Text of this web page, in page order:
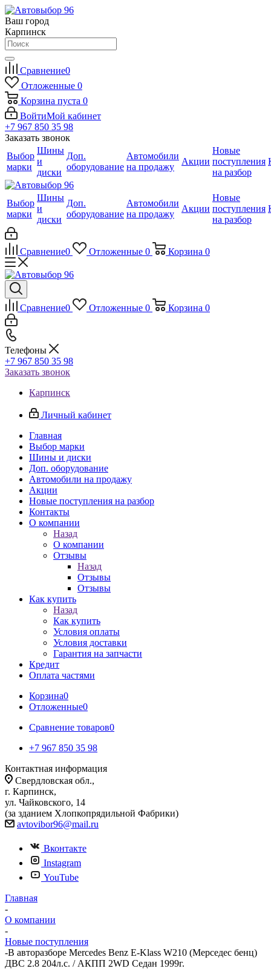
Ваш город
Карпинск
Сравнение0
Отложенные 0
Корзина пуста 0
ВойтиМой кабинет
+7 967 850 35 98
Заказать звонок
Выбор
марки
Шины
и
диски
Доп.
оборудование
Автомобили
на продажу
Акции
Новые
поступления
на разбор
Выбор
марки
Шины
и
диски
Доп.
оборудование
Автомобили
на продажу
Акции
Новые
поступления
на разбор
Сравнение0 Отложенные 0 Корзина 0
Сравнение0 Отложенные 0 Корзина 0
Телефоны
+7 967 850 35 98
Заказать звонок
Карпинск
Личный кабинет
Главная
Выбор марки
Шины и диски
Доп. оборудование
Автомобили на продажу
Акции
Новые поступления на разбор
Контакты
О компании
Назад
О компании
Отзывы
Назад
Отзывы
Отзывы
Как купить
Назад
Как купить
Условия оплаты
Условия доставки
Гарантия на запчасти
Кредит
Оплата частями
Корзина0
Отложенные0
Сравнение товаров0
+7 967 850 35 98
Контактная информация
Свердловская обл.,
г. Карпинск,
ул. Чайковского, 14
(за зданием Хлопкопрядильной Фабрики)
avtovibor96@mail.ru
Вконтакте
Instagram
YouTube
Главная
-
О компании
-
Новые поступления
-В авторазборе Mercedes Benz E-Klass W210 (Мерседес бенц)
ДВС 2.8 204л.с. / АКПП 2WD Седан 1999г.